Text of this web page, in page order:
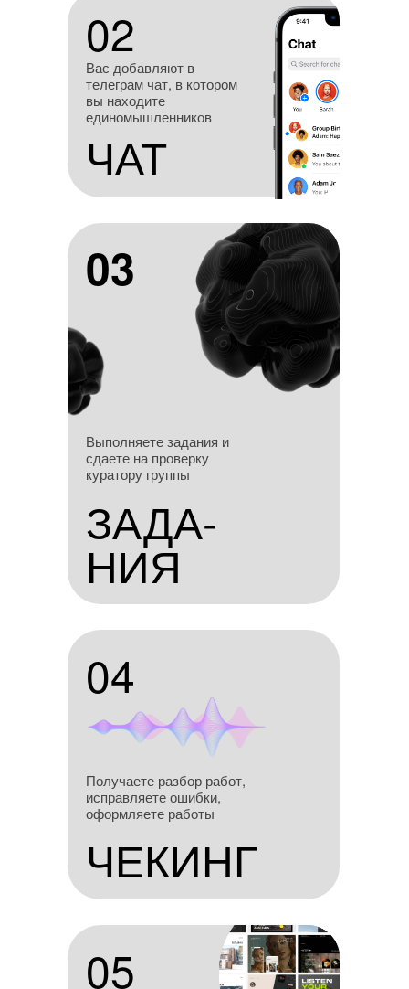
ЗАДА-
НИЯ
Выполняете задания и
сдаете на проверку
куратору группы
03
ЧЕКИНГ
Получаешь разбор
работ, исправляешь
ошибки, оформляешь
04
02
03
04
05
ЧАТ
Выполняете задания и
сдаете на проверку
куратору группы
ЗАДА-
НИЯ
Получаете разбор работ,
исправляете ошибки,
оформляете работы
ЧЕКИНГ
02
ЧАТ
Вас добавляют в
телеграм чат, в котором
вы находите
единомышленников
05